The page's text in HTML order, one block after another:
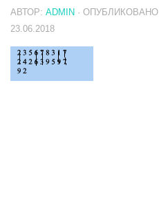
АВТОР: ADMIN · ОПУБЛИКОВАНО
23.06.2018